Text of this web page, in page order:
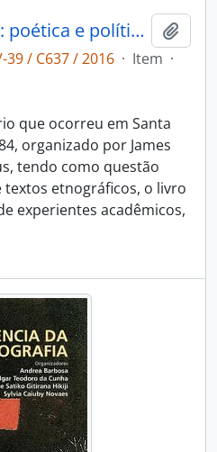
A escrita da cultura: poética e política da etnografia.
39 / C637 / 2016 · Item ·
que ocorreu em Santa
organizado por James
tendo como questão
etnográficos, o livro
experientes acadêmicos,